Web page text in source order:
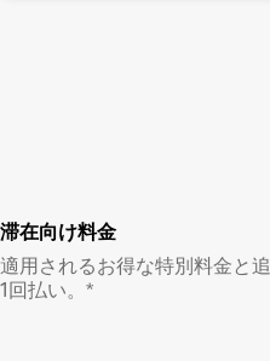
在向け料金
用されるお得な特別料金と追
回払い。*